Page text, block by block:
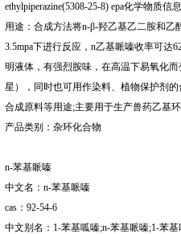
ethylpiperazine(5308-25-8) epa化学物质信
用途：合成方法将n-β-羟乙基乙二胺和
3.5mpa下进行反应，n乙基哌嗪收率可
明液体，有强烈胺味，在高温下易氧化
星），同时也可用作染料、植物保护剂
合成原料等用途;主要用于生产兽药乙基
产品类别：杂环化合物
n-苯基哌嗪
中文名：n-苯基哌嗪
cas：92-54-6
中文别名：1-苯基呱嗪;n-苯基哌嗪;1-苯